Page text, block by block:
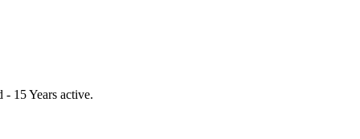
15 Years active.